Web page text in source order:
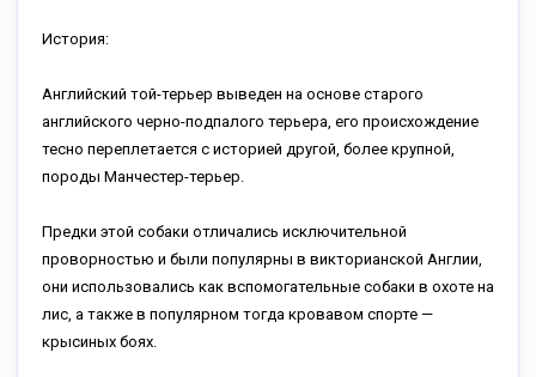
История:
Английский той-терьер выведен на основе старого
английского черно-подпалого терьера, его происхождение
тесно переплетается с историей другой, более крупной,
породы Манчестер-терьер.
Предки этой собаки отличались исключительной
проворностью и были популярны в викторианской Англии,
они использовались как вспомогательные собаки в охоте на
лис, а также в популярном тогда кровавом спорте —
крысиных боях.